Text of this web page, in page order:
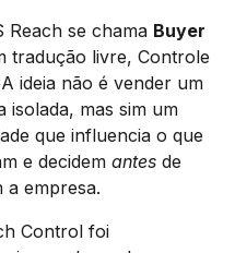
Reach se chama Buyer
tradução livre, Controle
ideia não é vender um
mas sim um
que influencia o que
e decidem antes de
empresa.
Control foi